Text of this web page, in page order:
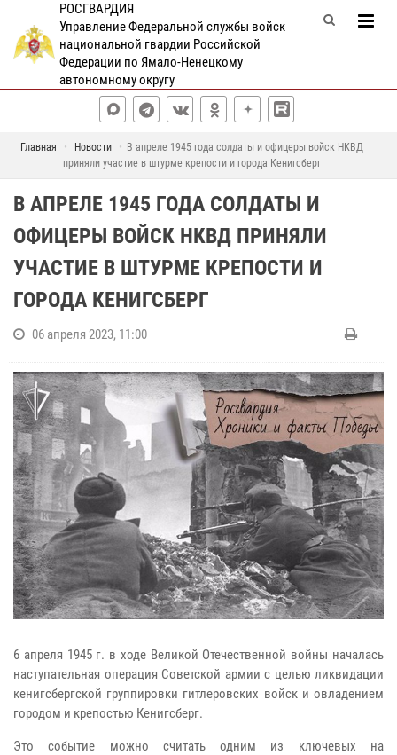
РОСГВАРДИЯ
Управление Федеральной службы войск
национальной гвардии Российской
Федерации по Ямало-Ненецкому
автономному округу
Главная Новости
В апреле 1945 года солдаты и офицеры войск НКВД
приняли участие в штурме крепости и города Кенигсберг
В АПРЕЛЕ 1945 ГОДА СОЛДАТЫ И
ОФИЦЕРЫ ВОЙСК НКВД ПРИНЯЛИ
УЧАСТИЕ В ШТУРМЕ КРЕПОСТИ И
ГОРОДА КЕНИГСБЕРГ
06 апреля 2023, 11:00
6 апреля 1945 г. в ходе Великой Отечественной войны началась
наступательная операция Советской армии с целью ликвидации
кенигсбергской группировки гитлеровских войск и овладением
городом и крепостью Кенигсберг.
Это событие можно считать одним из ключевых на